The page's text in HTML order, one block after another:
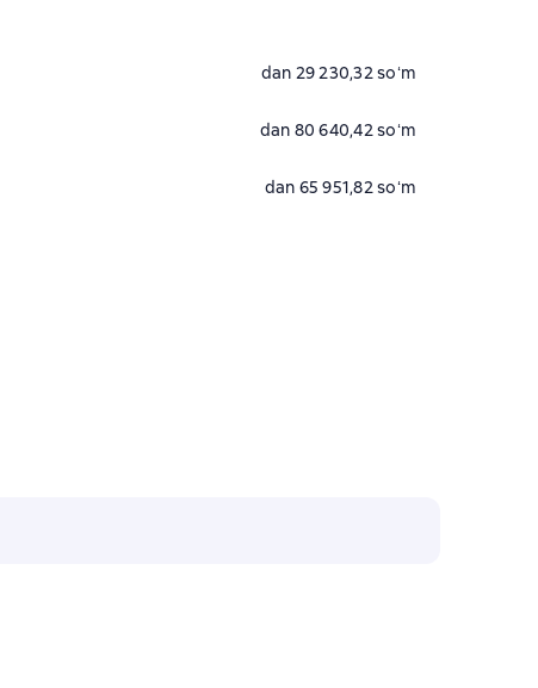
dan 29 230,32 soʻm
dan 80 640,42 soʻm
dan 65 951,82 soʻm